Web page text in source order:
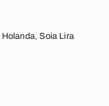
Soia Lira